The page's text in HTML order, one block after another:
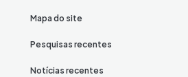
Mapa do site
Pesquisas recentes
Notícias recentes